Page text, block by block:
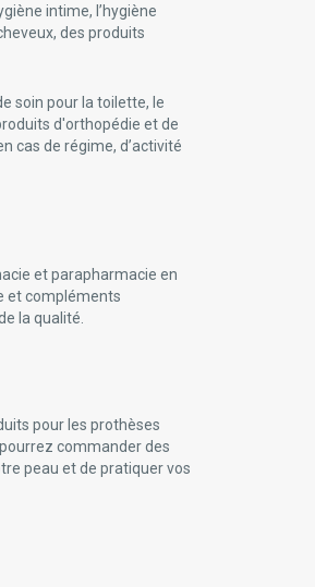
intime, l’hygiène
des produits
soin pour la toilette, le
d'orthopédie et de
cas de régime, d’activité
et parapharmacie en
et compléments
la qualité.
pour les prothèses
commander des
peau et de pratiquer vos